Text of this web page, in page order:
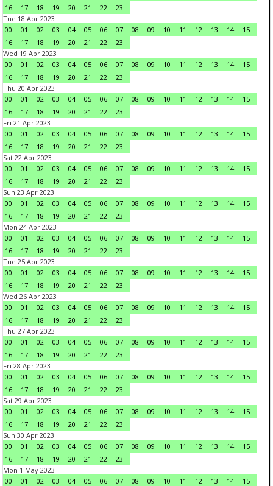
16
17 18 19 20 21 22
23
Tue 18 Apr 2023
00
01 02 03 04 05 06 07 08 09 10 11 12 13 14
15
16
17 18 19 20 21 22
23
Wed 19 Apr 2023
00
01 02 03 04 05 06 07 08 09 10 11 12 13 14
15
16
17 18 19 20 21 22
23
Thu 20 Apr 2023
00
01 02 03 04 05 06 07 08 09 10 11 12 13 14
15
16
17 18 19 20 21 22
23
Fri 21 Apr 2023
00
01 02 03 04 05 06 07 08 09 10 11 12 13 14
15
16
17 18 19 20 21 22
23
Sat 22 Apr 2023
00
01 02 03 04 05 06 07 08 09 10 11 12 13 14
15
16
17 18 19 20 21 22
23
Sun 23 Apr 2023
00
01 02 03 04 05 06 07 08 09 10 11 12 13 14
15
16
17 18 19 20 21 22
23
Mon 24 Apr 2023
00
01 02 03 04 05 06 07 08 09 10 11 12 13 14
15
16
17 18 19 20 21 22
23
Tue 25 Apr 2023
00
01 02 03 04 05 06 07 08 09 10 11 12 13 14
15
16
17 18 19 20 21 22
23
Wed 26 Apr 2023
00
01 02 03 04 05 06 07 08 09 10 11 12 13 14
15
16
17 18 19 20 21 22
23
Thu 27 Apr 2023
00
01 02 03 04 05 06 07 08 09 10 11 12 13 14
15
16
17 18 19 20 21 22
23
Fri 28 Apr 2023
00
01 02 03 04 05 06 07 08 09 10 11 12 13 14
15
16
17 18 19 20 21 22
23
Sat 29 Apr 2023
00
01 02 03 04 05 06 07 08 09 10 11 12 13 14
15
16
17 18 19 20 21 22
23
Sun 30 Apr 2023
00
01 02 03 04 05 06 07 08 09 10 11 12 13 14
15
16
17 18 19 20 21 22
23
Mon 1 May 2023
00
01 02 03 04 05 06 07 08 09 10 11 12 13 14
15